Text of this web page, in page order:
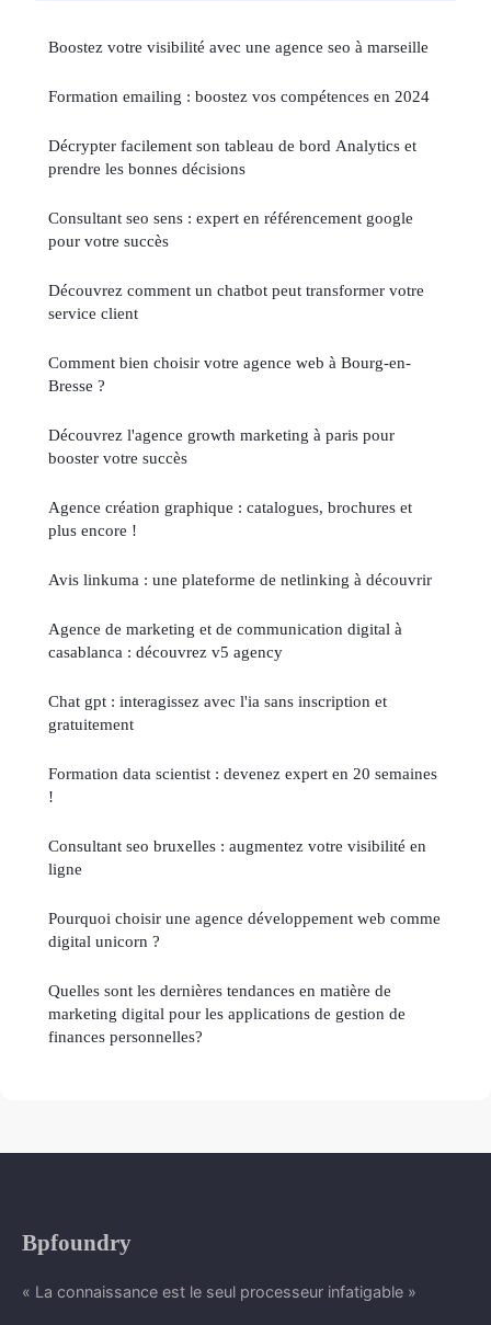
Boostez votre visibilité avec une agence seo à marseille
Formation emailing : boostez vos compétences en 2024
Décrypter facilement son tableau de bord Analytics et
prendre les bonnes décisions
Consultant seo sens : expert en référencement google
pour votre succès
Découvrez comment un chatbot peut transformer votre
service client
Comment bien choisir votre agence web à Bourg-en-
Bresse ?
Découvrez l'agence growth marketing à paris pour
booster votre succès
Agence création graphique : catalogues, brochures et
plus encore !
Avis linkuma : une plateforme de netlinking à découvrir
Agence de marketing et de communication digital à
casablanca : découvrez v5 agency
Chat gpt : interagissez avec l'ia sans inscription et
gratuitement
Formation data scientist : devenez expert en 20 semaines
!
Consultant seo bruxelles : augmentez votre visibilité en
ligne
Pourquoi choisir une agence développement web comme
digital unicorn ?
Quelles sont les dernières tendances en matière de
marketing digital pour les applications de gestion de
finances personnelles?
Bpfoundry
« La connaissance est le seul processeur infatigable »